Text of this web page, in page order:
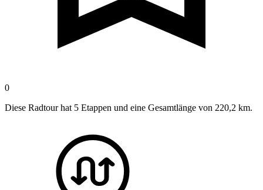
0
Diese Radtour hat 5 Etappen und eine Gesamtlänge von 220,2 km.